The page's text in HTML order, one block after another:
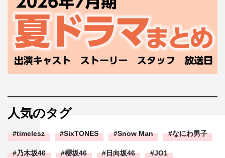
人気のタグ
timelesz SixTONES Snow Man なにわ男子
乃木坂46 櫻坂46 日向坂46 JO1